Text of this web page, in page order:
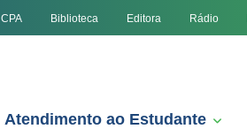
CPA Biblioteca Editora Rádio
Atendimento ao Estudante